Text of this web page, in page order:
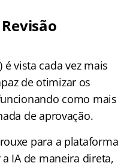
vista cada vez mais
de otimizar os
como mais
de aprovação.
para a plataforma
IA de maneira direta,